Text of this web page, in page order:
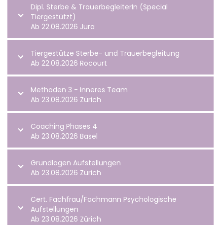
Dipl. Sterbe & TrauerbegleiterIn (Special
Tiergestützt)
Ab 22.08.2026 Jura
Tiergestütze Sterbe- und Trauerbegleitung
Ab 22.08.2026 Rocourt
Methoden 3 - Inneres Team
Ab 23.08.2026 Zürich
Coaching Phases 4
Ab 23.08.2026 Basel
Grundlagen Aufstellungen
Ab 23.08.2026 Zürich
Cert. Fachfrau/Fachmann Psychologische
Aufstellungen
Ab 23.08.2026 Zürich